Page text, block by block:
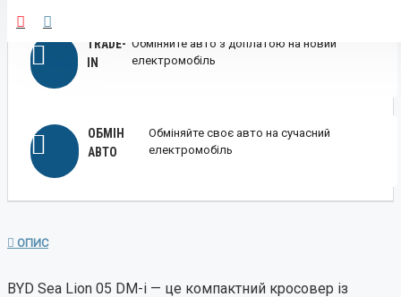
TRADE-
IN
Обміняйте авто з доплатою на новий
електромобіль
ОБМІН
АВТО
Обміняйте своє авто на сучасний
електромобіль
ОПИС
BYD Sea Lion 05 DM-i — це компактний кросовер із